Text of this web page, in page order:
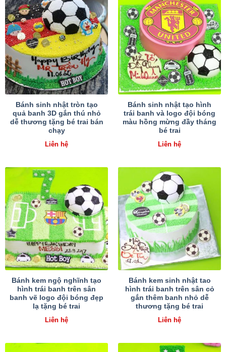
Bánh sinh nhật tròn tạo
quả banh 3D gắn thú nhỏ
dễ thương tặng bé trai bán
chạy
Liên hệ
Bánh sinh nhật tạo hình
trái banh và logo đội bóng
màu hồng mừng đầy tháng
bé trai
Liên hệ
Bánh kem ngộ nghĩnh tạo
hình trái banh trên sân
banh vẽ logo đội bóng đẹp
lạ tặng bé trai
Liên hệ
Bánh kem sinh nhật tao
hình trái banh trên sân cỏ
gắn thêm banh nhỏ dễ
thương tặng bé trai
Liên hệ